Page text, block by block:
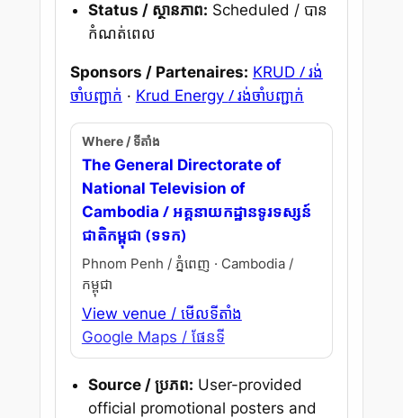
Status / ស្ថានភាព: Scheduled / បាន
កំណត់ពេល
Sponsors / Partenaires: KRUD / រង់
ចាំបញ្ជាក់ · Krud Energy / រង់ចាំបញ្ជាក់
Where / ទីតាំង
The General Directorate of
National Television of
Cambodia / អគ្គនាយកដ្ឋានទូរទស្សន៍
ជាតិកម្ពុជា (ទទក)
Phnom Penh / ភ្នំពេញ · Cambodia /
កម្ពុជា
View venue / មើលទីតាំង
Google Maps / ផែនទី
Source / ប្រភព: User-provided
official promotional posters and